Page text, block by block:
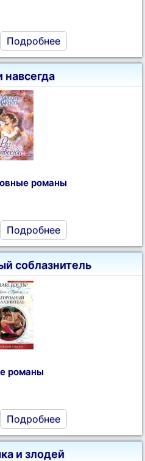
Подробнее
навсегда
романы
Подробнее
соблазнитель
романы
Подробнее
и злодей